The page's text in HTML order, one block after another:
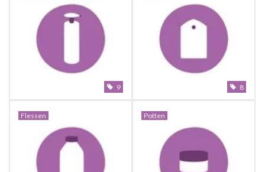
9 8
Flessen Potten